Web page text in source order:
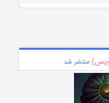
منتشر شد